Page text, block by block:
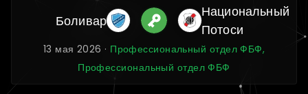
Боливар
Национальный
Потоси
13 мая 2026 · Профессиональный отдел ФБФ,
Профессиональный отдел ФБФ